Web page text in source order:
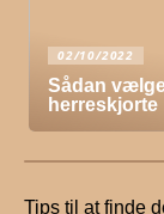
02/10/2022
Sådan
herreskjorte
Tips til at finde